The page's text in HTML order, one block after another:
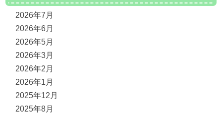
2026年7月
2026年6月
2026年5月
2026年3月
2026年2月
2026年1月
2025年12月
2025年8月